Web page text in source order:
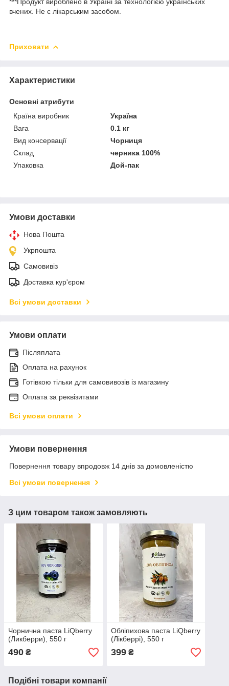
вчених. Не є лікарським засобом.
Приховати
Характеристики
Основні атрибути
Країна виробник
Україна
Вага
0.1 кг
Вид консервації
Чорниця
Склад
черника 100%
Упаковка
Дой-пак
Умови доставки
Нова Пошта
Укрпошта
Самовивіз
Доставка кур'єром
Всі умови доставки
Умови оплати
Післяплата
Оплата на рахунок
Готівкою тільки для самовивозів із магазину
Оплата за реквізитами
Всі умови оплати
Умови повернення
Повернення товару впродовж 14 днів за домовленістю
Всі умови повернення
З цим товаром також замовляють
Чорнична паста LiQberry
(Ликберри), 550 г
490 ₴
Обліпихова паста LiQberry
(Лікберрі), 550 г
399₴
Подібні товари компанії